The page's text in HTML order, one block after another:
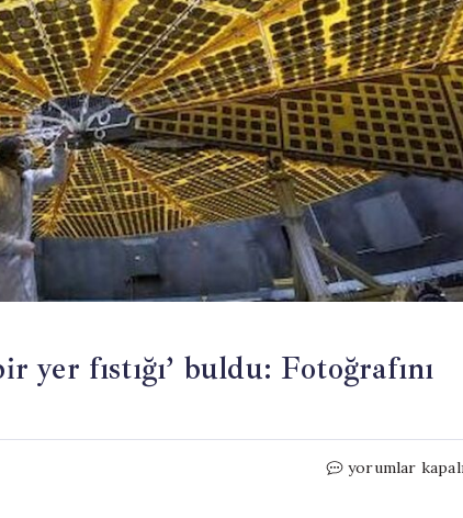
yer fıstığı’ buldu: Fotoğrafını
NASA
yorumlar